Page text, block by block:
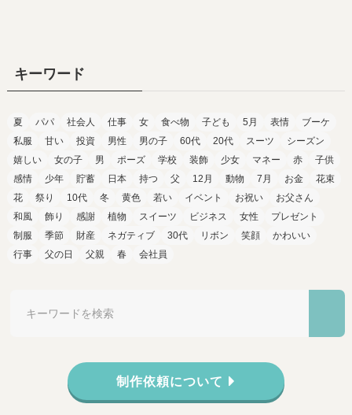
キーワード
夏 パパ 社会人 仕事 女 食べ物 子ども 5月 表情
ブーケ
私服
甘い 投資 男性 男の子 60代 20代 スーツ
シーズン
嬉しい
女の子 男 ポーズ 学校 装飾 少女 マネー 赤
子供
感情
少年 貯蓄 日本 持つ 父 12月 動物 7月 お金
花束
花
祭り 10代 冬 黄色 若い イベント お祝い
お父さん
和風
飾り 感謝 植物 スイーツ ビジネス 女性
プレゼント
制服
季節 財産 ネガティブ 30代 リボン 笑顔
かわいい
行事
父の日 父親 春 会社員
制作依頼について